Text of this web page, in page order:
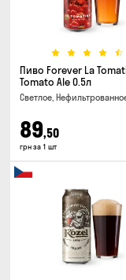
Пиво Forever La
Tomato Ale 0.5л
Светлое,
89,50
грн за 1 шт